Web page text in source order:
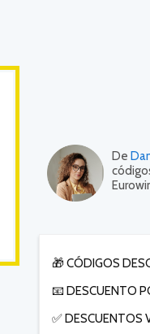
De
🎁 CÓDIGOS
📧 DESCUENTO
✅ DESCUENTOS